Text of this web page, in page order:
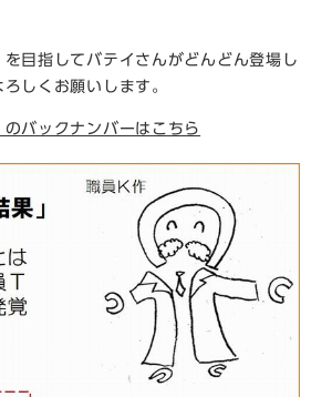
目指してバテイさんがどんどん登場し
しくお願いします。
のバックナンバーはこちら